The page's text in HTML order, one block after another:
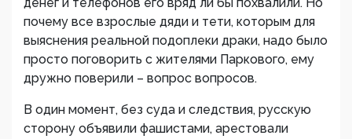
почему все взрослые дяди и тети, которым для
выяснения реальной подоплеки драки, надо было
просто поговорить с жителями Паркового, ему
дружно поверили – вопрос вопросов.
В один момент, без суда и следствия, русскую
сторону объявили фашистами, арестовали